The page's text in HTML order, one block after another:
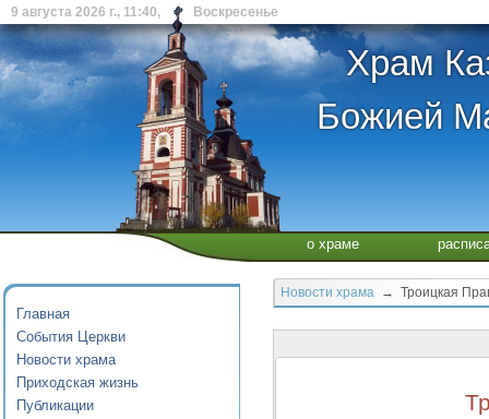
9 августа 2026 г., 11:40, Воскресенье
Храм
Божией
о храме
Главная
События Церкви
Новости храма
Приходская жизнь
Публикации
Новости храма → Троицкая